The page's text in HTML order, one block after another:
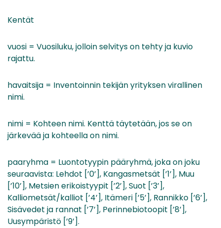
Kentät
vuosi = Vuosiluku, jolloin selvitys on tehty ja kuvio
rajattu.
havaitsija = Inventoinnin tekijän yrityksen virallinen
nimi.
nimi = Kohteen nimi. Kenttä täytetään, jos se on
järkevää ja kohteella on nimi.
paaryhma = Luontotyypin pääryhmä, joka on joku
seuraavista: Lehdot [’0’], Kangasmetsät [’1’], Muu
[’10’], Metsien erikoistyypit [’2’], Suot [’3’],
Kalliometsät/kalliot [’4’], Itämeri [’5’], Rannikko [’6’],
Sisävedet ja rannat [’7’], Perinnebiotoopit [’8’],
Uusympäristö [’9’].